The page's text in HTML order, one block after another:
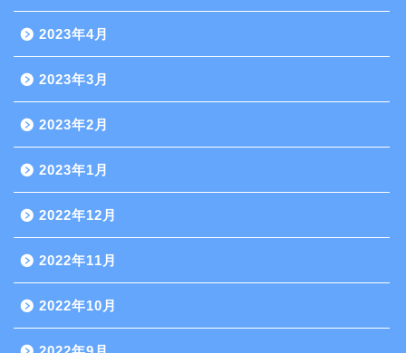
2023年4月
2023年3月
2023年2月
2023年1月
2022年12月
2022年11月
2022年10月